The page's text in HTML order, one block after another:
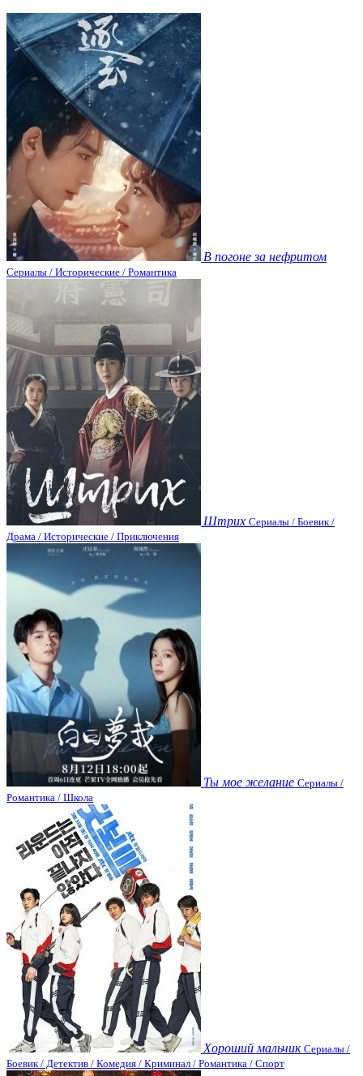
В погоне за нефритом
Сериалы / Исторические / Романтика
Штрих Сериалы / Боевик /
Драма / Исторические / Приключения
Ты мое желание Сериалы /
Романтика / Школа
Хороший мальчик Сериалы /
Боевик / Детектив / Комедия / Криминал / Романтика / Спорт